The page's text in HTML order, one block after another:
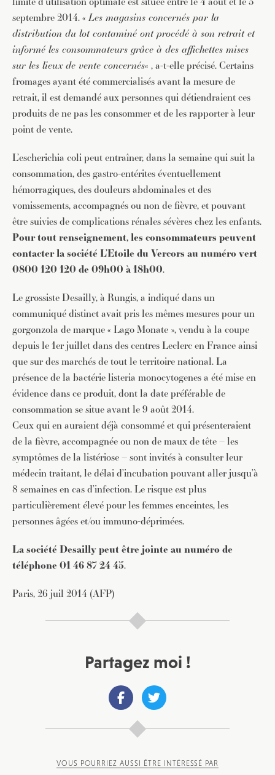
septembre 2014. «Les magasins concernés par la
distribution du lot contaminé ont procédé à son retrait et
informé les consommateurs grâce à des affichettes mises
sur les lieux de vente concernés« , a-t-elle précisé. Certains
fromages ayant été commercialisés avant la mesure de
retrait, il est demandé aux personnes qui détiendraient ces
produits de ne pas les consommer et de les rapporter à leur
point de vente.
L’escherichia coli peut entraîner, dans la semaine qui suit la
consommation, des gastro-entérites éventuellement
hémorragiques, des douleurs abdominales et des
vomissements, accompagnés ou non de fièvre, et pouvant
être suivies de complications rénales sévères chez les enfants.
Pour tout renseignement, les consommateurs peuvent
contacter la société L’Etoile du Vercors au numéro vert
0800 120 120 de 09h00 à 18h00.
Le grossiste Desailly, à Rungis, a indiqué dans un
communiqué distinct avait pris les mêmes mesures pour un
gorgonzola de marque « Lago Monate », vendu à la coupe
depuis le 1er juillet dans des centres Leclerc en France ainsi
que sur des marchés de tout le territoire national. La
présence de la bactérie listeria monocytogenes a été mise en
évidence dans ce produit, dont la date préférable de
consommation se situe avant le 9 août 2014.
Ceux qui en auraient déjà consommé et qui présenteraient
de la fièvre, accompagnée ou non de maux de tête – les
symptômes de la listériose – sont invités à consulter leur
médecin traitant, le délai d’incubation pouvant aller jusqu’à
8 semaines en cas d’infection. Le risque est plus
particulièrement élevé pour les femmes enceintes, les
personnes âgées et/ou immuno-déprimées.
La société Desailly peut être jointe au numéro de
téléphone 01 46 87 24 45.
Paris, 26 juil 2014 (AFP)
Partagez moi !
VOUS POURRIEZ AUSSI ÊTRE INTÉRESSÉ PAR